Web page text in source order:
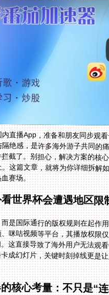
直播App，准备和朋友同步观
绝感，是许多海外游子共同的
截了。别担心，解决方案的核
这篇文章，就将为你详细拆解
赛场。
世界杯会遭遇地区限
是国际通行的版权规则在起作
咪咕视频等平台，其播放权
这直接导致了海外用户无法观
成幻灯片，关键时刻掉线更是
核心考量：不只是“